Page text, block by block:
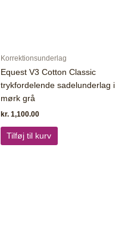
Korrektionsunderlag
Equest V3 Cotton Classic
trykfordelende sadelunderlag i
mørk grå
kr. 1,100.00
Tilføj til kurv